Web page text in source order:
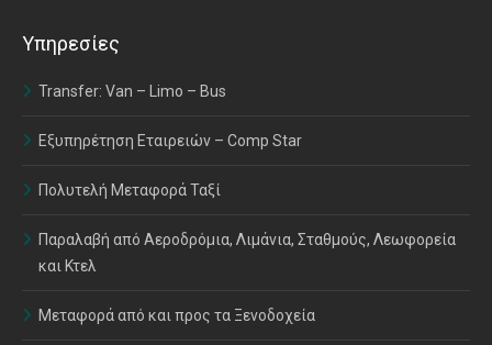
Υπηρεσίες
Transfer: Van – Limo – Bus
Εξυπηρέτηση Εταιρειών – Comp Star
Πολυτελή Μεταφορά Ταξί
Παραλαβή από Αεροδρόμια, Λιμάνια, Σταθμούς, Λεωφορεία
και Κτελ
Μεταφορά από και προς τα Ξενοδοχεία